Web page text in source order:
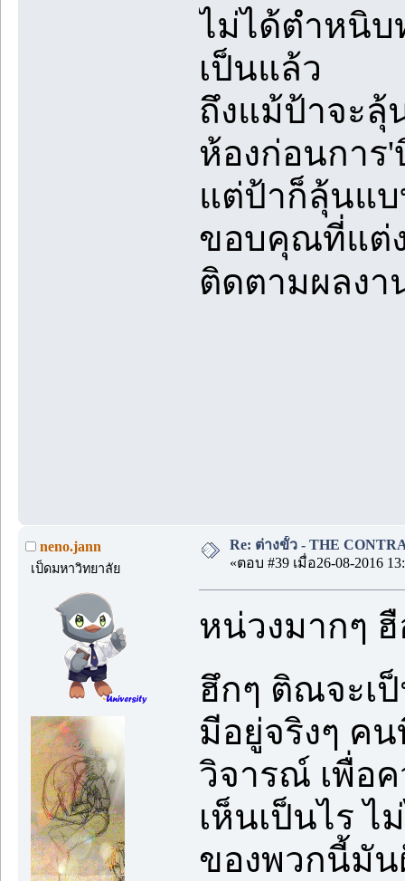
ไม่ได้ตำหนิบ
เป็นแล้ว
ถึงแม้ป้าจะลุ้
ห้องก่อนการ'
แต่ป้าก็ลุ้นแบ
ขอบคุณที่แต่
ติดตามผลง
neno.jann
เป็ดมหาวิทยาลัย
Re: ต่างขั้ว - THE
«ตอบ #39 เมื่อ26-08-2016
หน่วงมากๆ
ฮึกๆ ติณจะเ
มีอยู่จริงๆ ค
วิจารณ์ เพื่อ
เห็นเป็นไร
ของพวกนี้มั